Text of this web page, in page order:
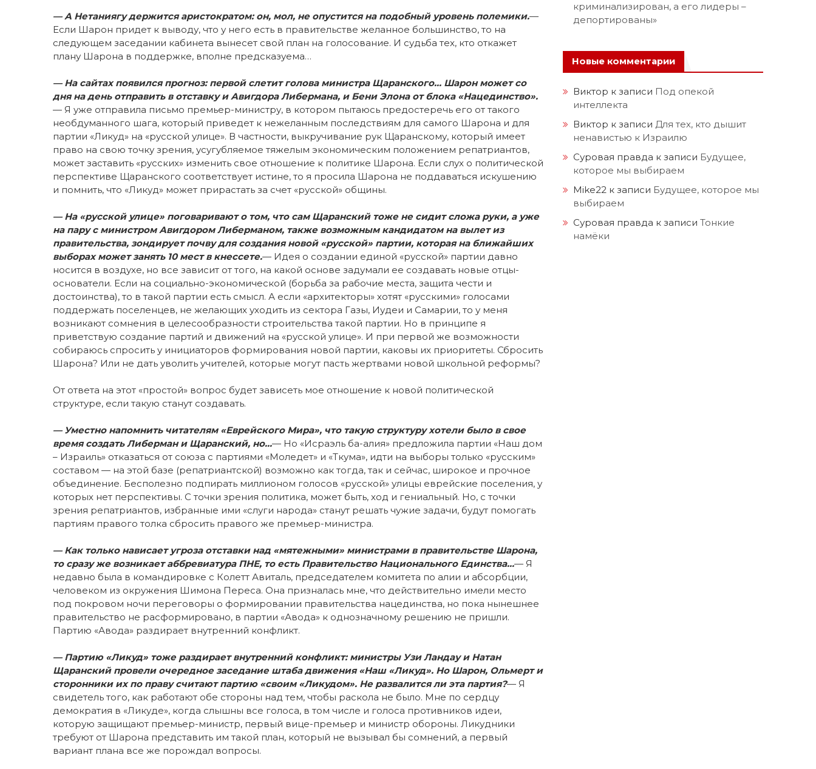
— А Нетаниягу держится аристократом: он, мол, не опустится на подобный уровень полемики.—
Если Шарон придет к выводу, что у него есть в правительстве желанное большинство, то на
следующем заседании кабинета вынесет свой план на голосование. И судьба тех, кто откажет
плану Шарона в поддержке, вполне предсказуема…
— На сайтах появился прогноз: первой слетит голова министра Щаранского… Шарон может со
дня на день отправить в отставку и Авигдора Либермана, и Бени Элона от блока «Нацединство».
— Я уже отправила письмо премьер-министру, в котором пытаюсь предостеречь его от такого
необдуманного шага, который приведет к нежеланным последствиям для самого Шарона и для
партии «Ликуд» на «русской улице». В частности, выкручивание рук Щаранскому, который имеет
право на свою точку зрения, усугубляемое тяжелым экономическим положением репатриантов,
может заставить «русских» изменить свое отношение к политике Шарона. Если слух о политической
перспективе Щаранского соответствует истине, то я просила Шарона не поддаваться искушению
и помнить, что «Ликуд» может прирастать за счет «русской» общины.
— На «русской улице» поговаривают о том, что сам Щаранский тоже не сидит сложа руки, а уже
на пару с министром Авигдором Либерманом, также возможным кандидатом на вылет из
правительства, зондирует почву для создания новой «русской» партии, которая на ближайших
выборах может занять 10 мест в кнессете.— Идея о создании единой «русской» партии давно
носится в воздухе, но все зависит от того, на какой основе задумали ее создавать новые отцы-
основатели. Если на социально-экономической (борьба за рабочие места, защита чести и
достоинства), то в такой партии есть смысл. А если «архитекторы» хотят «русскими» голосами
поддержать поселенцев, не желающих уходить из сектора Газы, Иудеи и Самарии, то у меня
возникают сомнения в целесообразности строительства такой партии. Но в принципе я
приветствую создание партий и движений на «русской улице». И при первой же возможности
собираюсь спросить у инициаторов формирования новой партии, каковы их приоритеты. Сбросить
Шарона? Или не дать уволить учителей, которые могут пасть жертвами новой школьной реформы?
От ответа на этот «простой» вопрос будет зависеть мое отношение к новой политической
структуре, если такую станут создавать.
— Уместно напомнить читателям «Еврейского Мира», что такую структуру хотели было в свое
время создать Либерман и Щаранский, но…— Но «Исраэль ба-алия» предложила партии «Наш дом
– Израиль» отказаться от союза с партиями «Моледет» и «Ткума», идти на выборы только «русским»
составом — на этой базе (репатриантской) возможно как тогда, так и сейчас, широкое и прочное
объединение. Бесполезно подпирать миллионом голосов «русской» улицы еврейские поселения, у
которых нет перспективы. С точки зрения политика, может быть, ход и гениальный. Но, с точки
зрения репатриантов, избранные ими «слуги народа» станут решать чужие задачи, будут помогать
партиям правого толка сбросить правого же премьер-министра.
— Как только нависает угроза отставки над «мятежными» министрами в правительстве Шарона,
то сразу же возникает аббревиатура ПНЕ, то есть Правительство Национального Единства…— Я
недавно была в командировке с Колетт Авиталь, председателем комитета по алии и абсорбции,
человеком из окружения Шимона Переса. Она призналась мне, что действительно имели место
под покровом ночи переговоры о формировании правительства нацединства, но пока нынешнее
правительство не расформировано, в партии «Авода» к однозначному решению не пришли.
Партию «Авода» раздирает внутренний конфликт.
— Партию «Ликуд» тоже раздирает внутренний конфликт: министры Узи Ландау и Натан
Щаранский провели очередное заседание штаба движения «Наш «Ликуд». Но Шарон, Ольмерт и
сторонники их по праву считают партию «своим «Ликудом». Не развалится ли эта партия?— Я
свидетель того, как работают обе стороны над тем, чтобы раскола не было. Мне по сердцу
демократия в «Ликуде», когда слышны все голоса, в том числе и голоса противников идеи,
которую защищают премьер-министр, первый вице-премьер и министр обороны. Ликудники
требуют от Шарона представить им такой план, который не вызывал бы сомнений, а первый
вариант плана все же порождал вопросы.
криминализирован, а его лидеры –
депортированы»
Новые комментарии
Виктор к записи Под опекой
интеллекта
Виктор к записи Для тех, кто дышит
ненавистью к Израилю
Суровая правда к записи Будущее,
которое мы выбираем
Mike22 к записи Будущее, которое мы
выбираем
Суровая правда к записи Тонкие
намёки